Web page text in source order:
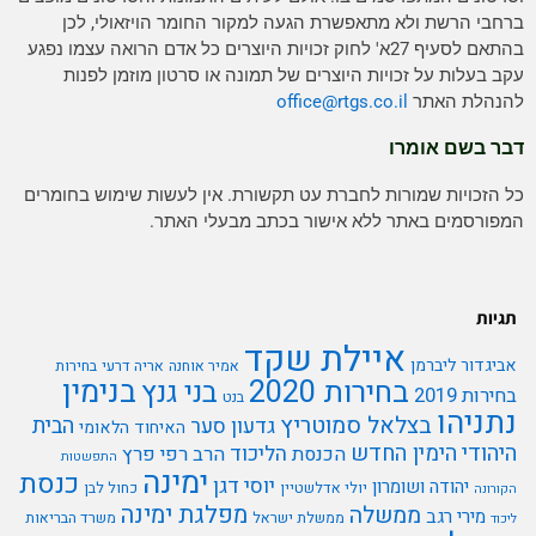
ברחבי הרשת ולא מתאפשרת הגעה למקור החומר הויזאולי, לכן
בהתאם לסעיף 27א' לחוק זכויות היוצרים כל אדם הרואה עצמו נפגע
עקב בעלות על זכויות היוצרים של תמונה או סרטון מוזמן לפנות
להנהלת האתר
office@rtgs.co.il
דבר בשם אומרו
כל הזכויות שמורות לחברת עט תקשורת. אין לעשות שימוש בחומרים
המפורסמים באתר ללא אישור בכתב מבעלי האתר.
תגיות
אביגדור ליברמןאיילת שקד אמיר אוחנה אריה דרעי בחירות
בחירות 2019 בחירות 2020 בנט בני גנץבנימין
נתניהו בצלאל סמוטריץגדעון סערהאיחוד הלאומיהבית
היהודיהימין החדש הכנסתהליכודהרב רפי פרץ התפשטות
הקורונה יהודה ושומרון יולי אדלשטיין יוסי דגןימינה כחול לבן כנסת
ליכוד מירי רגבממשלה ממשלת ישראל מפלגת ימינה משרד הבריאות